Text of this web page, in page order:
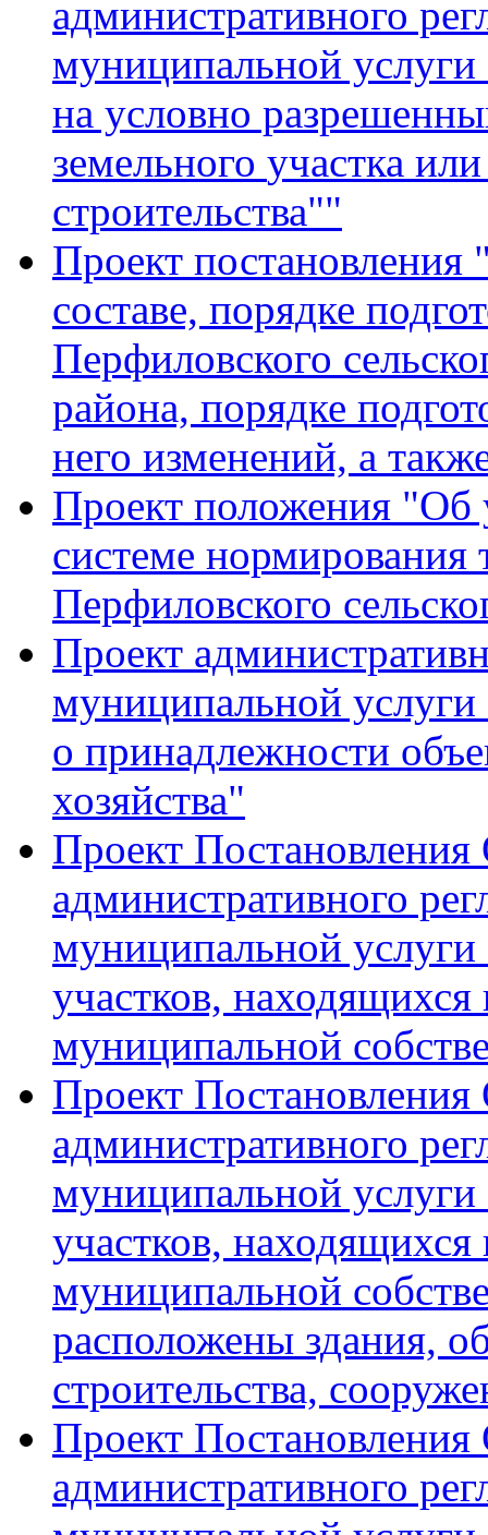
административного
муниципальной
на условно
земельного участка
строительства""
Проект
составе, порядке
Перфиловского
района, порядке
него изменений, а
Проект положения "Об
системе
Перфиловского
Проект
муниципальной
о принадлежности
хозяйства"
Проект
административного
муниципальной
участков, находящихся
муниципальной
Проект
административного
муниципальной
участков, находящихся
муниципальной
расположены здания,
строительства,
Проект
административного